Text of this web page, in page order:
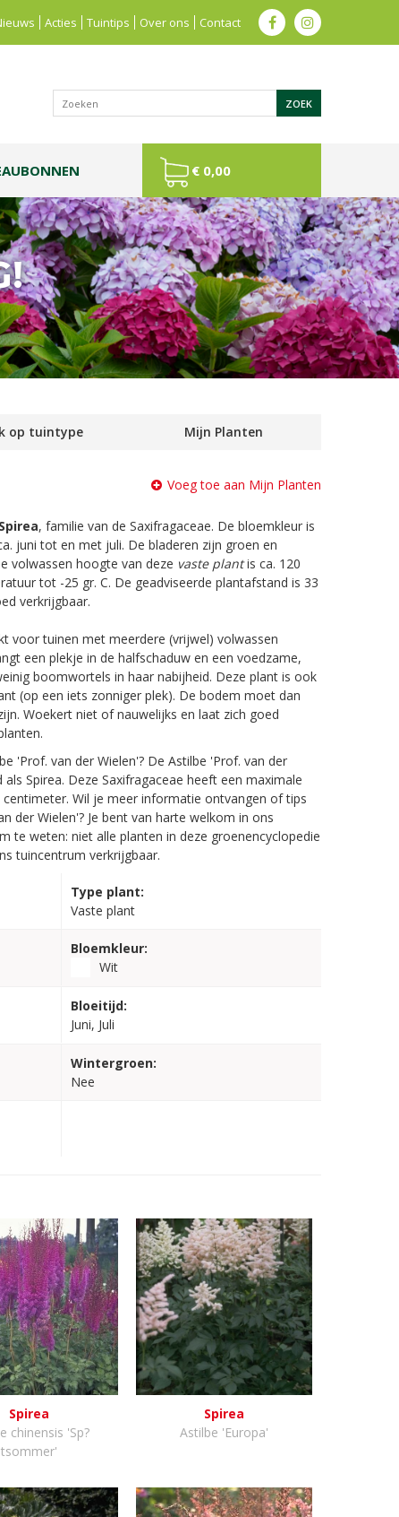
Acties Tuintips Over ons Contact
€ 0,00
op tuintype Mijn Planten
Voeg toe aan Mijn Planten
Spirea, familie van de Saxifragaceae. De bloemkleur is
juni tot en met juli. De bladeren zijn groen en
volwassen hoogte van deze vaste plantis ca. 120
tot -25 gr. C. De geadviseerde plantafstand is 33
verkrijgbaar.
voor tuinen met meerdere (vrijwel) volwassen
een plekje in de halfschaduw en een voedzame,
boomwortels in haar nabijheid. Deze plant is ook
(op een iets zonniger plek). De bodem moet dan
Woekert niet of nauwelijks en laat zich goed
'Prof. van der Wielen'? De Astilbe 'Prof. van der
Spirea. Deze Saxifragaceae heeft een maximale
Wil je meer informatie ontvangen of tips
der Wielen'? Je bent van harte welkom in ons
te weten: niet alle planten in deze groenencyclopedie
tuincentrum verkrijgbaar.
Type plant:
Vaste plant
Bloemkleur:
Wit
Bloeitijd:
Juni, Juli
Wintergroen:
Nee
Spirea
chinensis 'Sp?
tsommer'
Spirea
Astilbe 'Europa'